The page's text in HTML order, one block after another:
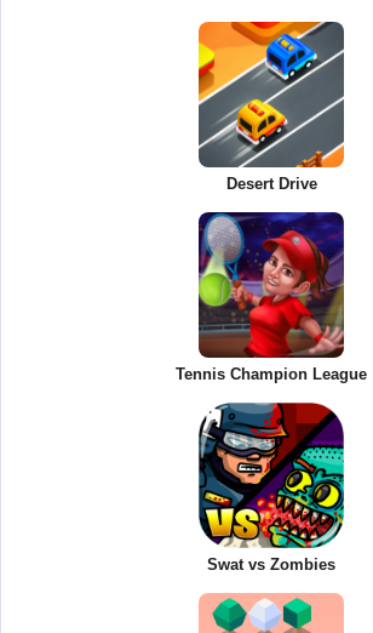
Desert Drive
Tennis Champion League
Swat vs Zombies